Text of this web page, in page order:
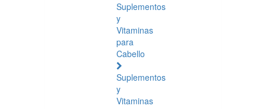
Suplementos
y
Vitaminas
para
Cabello
Suplementos
y
Vitaminas